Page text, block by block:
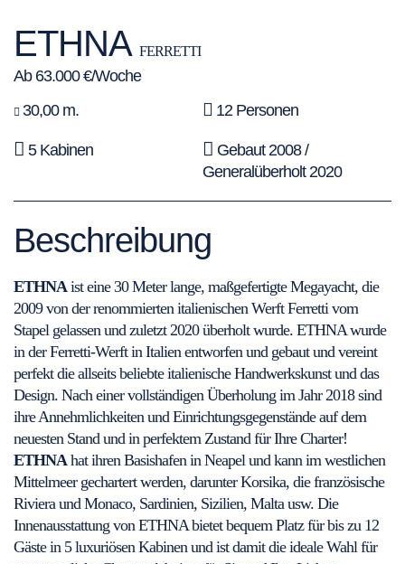
ETHNA FERRETTI
Ab 63.000 €/Woche
30,00 m.
12 Personen
5 Kabinen
Gebaut 2008 /
Generalüberholt 2020
Beschreibung
ETHNAist eine 30 Meter lange, maßgefertigte Megayacht, die
2009 von der renommierten italienischen Werft Ferretti vom
Stapel gelassen und zuletzt 2020 überholt wurde. ETHNA wurde
in der Ferretti-Werft in Italien entworfen und gebaut und vereint
perfekt die allseits beliebte italienische Handwerkskunst und das
Design. Nach einer vollständigen Überholung im Jahr 2018 sind
ihre Annehmlichkeiten und Einrichtungsgegenstände auf dem
neuesten Stand und in perfektem Zustand für Ihre Charter!
ETHNAhat ihren Basishafen in Neapel und kann im westlichen
Mittelmeer gechartert werden, darunter Korsika, die französische
Riviera und Monaco, Sardinien, Sizilien, Malta usw. Die
Innenausstattung von ETHNA bietet bequem Platz für bis zu 12
Gäste in 5 luxuriösen Kabinen und ist damit die ideale Wahl für